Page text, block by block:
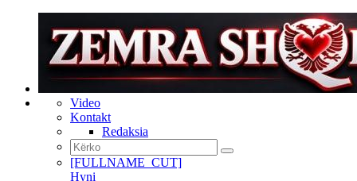
Video
Kontakt
Redaksia
[FULLNAME_CUT]
Hyni